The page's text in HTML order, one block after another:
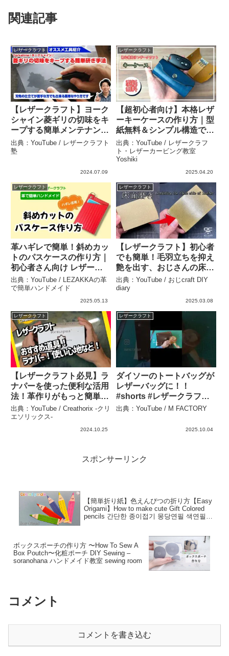
関連記事
レザークラフト
【レザークラフト】ヨーク
シャイン菱ギリの切味をキ
ープする簡単メンテナンス
を解説 – レザークラフト塾
出典：YouTube / レザークラフト
塾
2024.07.09
レザークラフト
【超初心者向け】本格レザ
ーキーケースの作り方｜型
紙無料＆シンプル構造で簡
単！ – レザークラフト・レ
ザーカービング教室
Yoshiki
出典：YouTube / レザークラフ
ト・レザーカービング教室
Yoshiki
2025.04.20
レザークラフト
革ハギレで簡単！斜めカッ
トのパスケースの作り方｜
初心者さん向け レザーク
ラフトDIY – LEZAKKAの
革で簡単ハンドメイド
出典：YouTube / LEZAKKAの革
で簡単ハンドメイド
2025.05.13
レザークラフト
【レザークラフト】初心者
でも簡単！毛羽立ちを抑え
艶を出す、おじさんの床面
艶出し方法！ – おじcraft
DIY diary
出典：YouTube / おじcraft DIY
diary
2025.03.08
レザークラフト
【レザークラフト必見】ラ
ナパーを使った便利な活用
法！革作りがもっと簡単に
– Creathorix -クリエソリ
ックス-
出典：YouTube / Creathorix -クリ
エソリックス-
2024.10.25
レザークラフト
ダイソーのトートバッグが
レザーバッグに！！
#shorts #レザークラフト
#diy #ハンドメイド
メイド – M FACTORY
出典：YouTube / M FACTORY
2025.10.04
スポンサーリンク
【簡単折り紙】色えんぴつの折り方【Easy
Origami】How to make cute Gift Colored
pencils 간단한 종이접기 몽당연필 색연필접
ボックスポーチの作り方 〜How To Sew A
Box Poutch〜化粧ポーチ DIY Sewing –
soranohana ハンドメイド教室 sewing room
コメント
コメントを書き込む